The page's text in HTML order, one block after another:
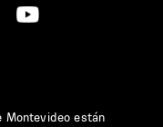
Montevideo están